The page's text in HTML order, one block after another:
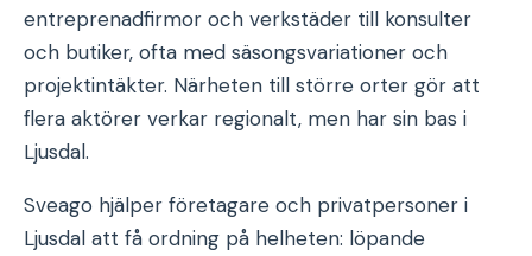
entreprenadfirmor och verkstäder till konsulter
och butiker, ofta med säsongsvariationer och
projektintäkter. Närheten till större orter gör att
flera aktörer verkar regionalt, men har sin bas i
Ljusdal.
Sveago hjälper företagare och privatpersoner i
Ljusdal att få ordning på helheten: löpande